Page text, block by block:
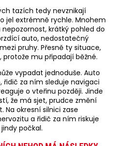
tazích tedy nevznikají
jel extrémně rychle. Mnohem
krátký pohled do
auto, nedostatečný
pruhy. Přesně ty situace,
mu připadají běžné.
vypadat jednoduše. Auto
řidič za ním sleduje navigaci
o vteřinu později. Jinde
že má sjet, prudce změní
okresní silnici zase
a řidič za ním riskuje
počkal.